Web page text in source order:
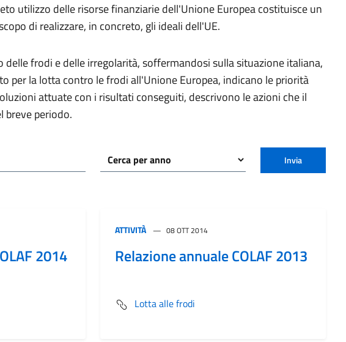
utilizzo delle risorse finanziarie dell'Unione Europea costituisce un
di realizzare, in concreto, gli ideali dell'UE.
delle frodi e delle irregolarità, soffermandosi sulla situazione italiana,
per la lotta contro le frodi all'Unione Europea, indicano le priorità
attuate con i risultati conseguiti, descrivono le azioni che il
breve periodo.
Invia
2014
ATTIVITÀ 08 OTT 2014
Relazione annuale COLAF 2013
Lotta alle frodi